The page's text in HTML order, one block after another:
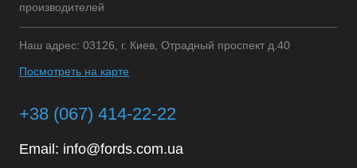
производителей
Наш адрес: 03126, г. Киев, Отрадный проспект д.40
Посмотреть на карте
+38 (067) 414-22-22
Email: info@fords.com.ua